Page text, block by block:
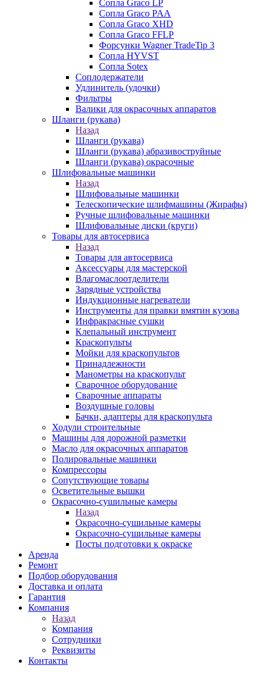
Сопла Graco LP
Сопла Graco PAA
Сопла Graco XHD
Сопла Graco FFLP
Форсунки Wagner TradeTip 3
Сопла HYVST
Сопла Sotex
Соплодержатели
Удлинитель (удочки)
Фильтры
Валики для окрасочных аппаратов
Шланги (рукава)
Назад
Шланги (рукава)
Шланги (рукава) абразивоструйные
Шланги (рукава) окрасочные
Шлифовальные машинки
Назад
Шлифовальные машинки
Телескопические шлифмашины (Жирафы)
Ручные шлифовальные машинки
Шлифовальные диски (круги)
Товары для автосервиса
Назад
Товары для автосервиса
Аксессуары для мастерской
Влагомаслоотделители
Зарядные устройства
Индукционные нагреватели
Инструменты для правки вмятин кузова
Инфракрасные сушки
Клепальный инструмент
Краскопульты
Мойки для краскопультов
Принадлежности
Манометры на краскопульт
Сварочное оборудование
Сварочные аппараты
Воздушные головы
Бачки, адаптеры для краскопульта
Ходули строительные
Машины для дорожной разметки
Масло для окрасочных аппаратов
Полировальные машинки
Компрессоры
Сопутствующие товары
Осветительные вышки
Окрасочно-сушильные камеры
Назад
Окрасочно-сушильные камеры
Окрасочно-сушильные камеры
Посты подготовки к окраске
Аренда
Ремонт
Подбор оборудования
Доставка и оплата
Гарантия
Компания
Назад
Компания
Сотрудники
Реквизиты
Контакты